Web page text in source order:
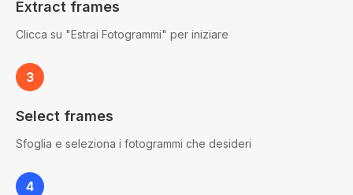
Extract frames
Clicca su "Estrai Fotogrammi" per iniziare
3
Select frames
Sfoglia e seleziona i fotogrammi che desideri
4